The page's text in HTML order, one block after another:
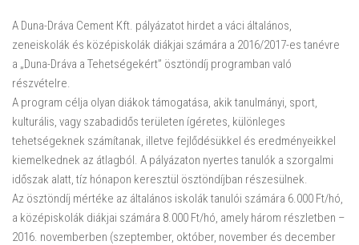
A Duna-Dráva Cement Kft. pályázatot hirdet a váci általános,
zeneiskolák és középiskolák diákjai számára a 2016/2017-es tanévre
a „Duna-Dráva a Tehetségekért” ösztöndíj programban való
részvételre.
A program célja olyan diákok támogatása, akik tanulmányi, sport,
kulturális, vagy szabadidős területen ígéretes, különleges
tehetségeknek számítanak, illetve fejlődésükkel és eredményeikkel
kiemelkednek az átlagból. A pályázaton nyertes tanulók a szorgalmi
időszak alatt, tíz hónapon keresztül ösztöndíjban részesülnek.
Az ösztöndíj mértéke az általános iskolák tanulói számára 6.000 Ft/hó,
a középiskolák diákjai számára 8.000 Ft/hó, amely három részletben –
2016. novemberben (szeptember, október, november és december